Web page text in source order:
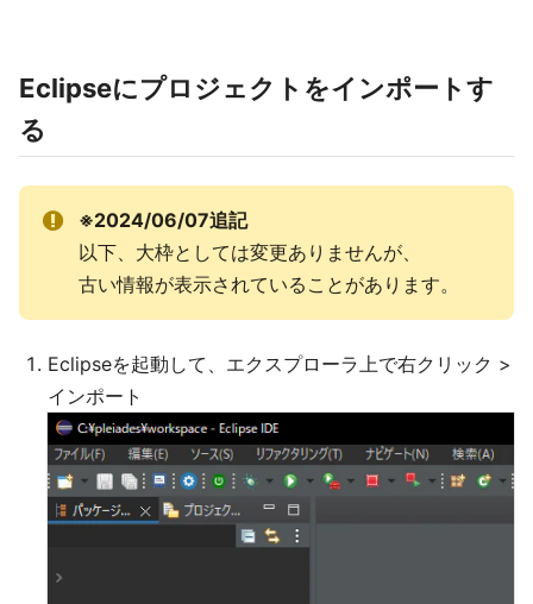
Eclipseにプロジェクトをインポートす
る
※2024/06/07追記
以下、大枠としては変更ありませんが、
古い情報が表示されていることがあります。
Eclipseを起動して、エクスプローラ上で右クリック >
インポート